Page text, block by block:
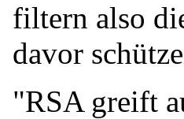
filtern also
davor
"RSA greift